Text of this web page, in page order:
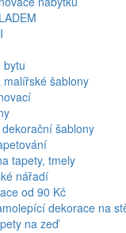
bytu
malířské šablony
šablony
tapety, tmely
nářadí
od 90 Kč
dekorace na
na zeď